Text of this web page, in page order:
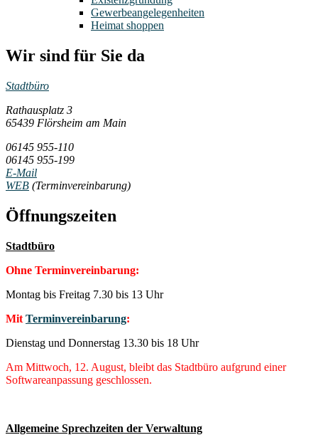
Gewerbeangelegenheiten
Heimat shoppen
Wir sind für Sie da
Stadtbüro
Rathausplatz 3
65439 Flörsheim am Main
06145 955-110
06145 955-199
E-Mail
WEB (Terminvereinbarung)
Öffnungszeiten
Stadtbüro
Ohne Terminvereinbarung:
Montag bis Freitag 7.30 bis 13 Uhr
Mit Terminvereinbarung:
Dienstag und Donnerstag 13.30 bis 18 Uhr
Am Mittwoch, 12. August, bleibt das Stadtbüro aufgrund einer
Softwareanpassung geschlossen.
Allgemeine Sprechzeiten der Verwaltung